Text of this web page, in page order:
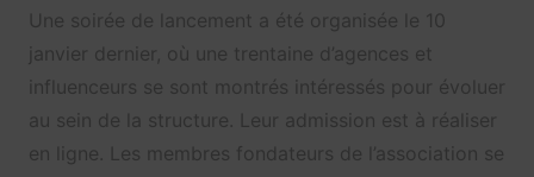
Une soirée de lancement a été organisée le 10
janvier dernier, où une trentaine d’agences et
influenceurs se sont montrés intéressés pour évoluer
au sein de la structure. Leur admission est à réaliser
en ligne. Les membres fondateurs de l’association se